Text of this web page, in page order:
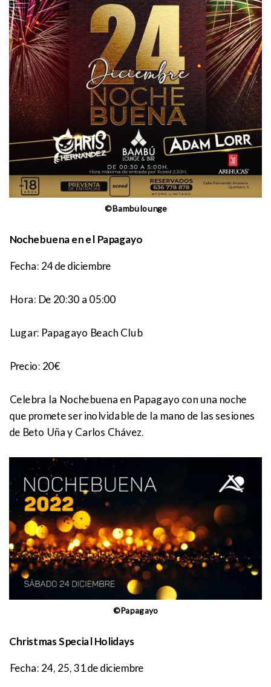
©Bambúlounge
Nochebuena en el Papagayo
Fecha: 24 de diciembre
Hora: De 20:30 a 05:00
Lugar: Papagayo Beach Club
Precio: 20€
Celebra la Nochebuena en Papagayo con una noche
que promete ser inolvidable de la mano de las sesiones
de Beto Uña y Carlos Chávez.
©Papagayo
Christmas Special Holidays
Fecha: 24, 25, 31 de diciembre